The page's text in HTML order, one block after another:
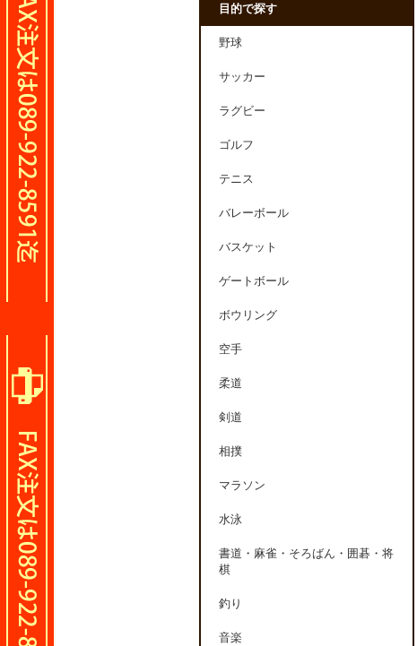
目的で探す
野球
サッカー
ラグビー
ゴルフ
テニス
バレーボール
バスケット
ゲートボール
ボウリング
空手
柔道
剣道
相撲
マラソン
水泳
書道・麻雀・そろばん・囲碁・将
棋
釣り
音楽